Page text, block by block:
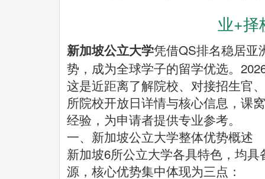
业+择
新加坡公立大学凭借QS排名稳居亚
势，成为全球学子的留学优选。
这是近距离了解院校、对接招生官
所院校开放日详情与核心信息，课
经验，为申请者提供专业参考。
一、新加坡公立大学整体优势概述
新加坡6所公立大学各具特色，均
源，核心优势集中体现为三点：